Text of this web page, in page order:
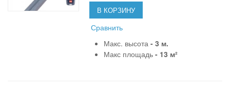
В КОРЗИНУ
Сравнить
Макс. высота - 3 м.
Макс площадь - 13 м²